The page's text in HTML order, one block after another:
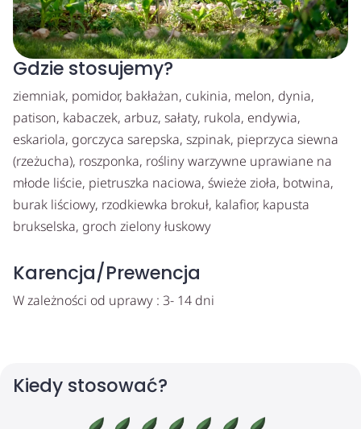
Gdzie stosujemy?
ziemniak, pomidor, bakłażan, cukinia, melon, dynia,
patison, kabaczek, arbuz, sałaty, rukola, endywia,
eskariola, gorczyca sarepska, szpinak, pieprzyca siewna
(rzeżucha), roszponka, rośliny warzywne uprawiane na
młode liście, pietruszka naciowa, świeże zioła, botwina,
burak liściowy, rzodkiewka brokuł, kalafior, kapusta
brukselska, groch zielony łuskowy
Karencja/Prewencja
W zależności od uprawy : 3- 14 dni
Kiedy stosować?